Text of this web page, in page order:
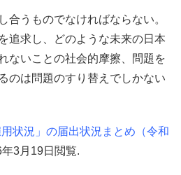
うものでなければならない。
追求し、どのような未来の日本
ないことの社会的摩擦、問題を
のは問題のすり替えでしかない
用状況」の届出状況まとめ（令和
年3月19日閲覧.